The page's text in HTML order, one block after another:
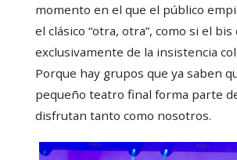
momento en el que el público
el clásico “otra, otra”, como si el
exclusivamente de la insistencia
Porque hay grupos que ya saben
pequeño teatro final forma parte
disfrutan tanto como nosotros.